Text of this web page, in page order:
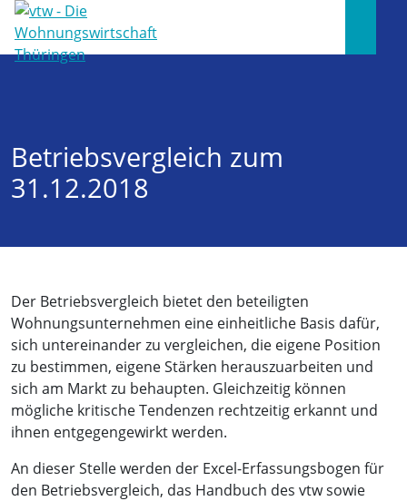
Betriebsvergleich zum
31.12.2018
Der Betriebsvergleich bietet den beteiligten
Wohnungsunternehmen eine einheitliche Basis dafür,
sich untereinander zu vergleichen, die eigene Position
zu bestimmen, eigene Stärken herauszuarbeiten und
sich am Markt zu behaupten. Gleichzeitig können
mögliche kritische Tendenzen rechtzeitig erkannt und
ihnen entgegengewirkt werden.
An dieser Stelle werden der Excel-Erfassungsbogen für
den Betriebsvergleich, das Handbuch des vtw sowie